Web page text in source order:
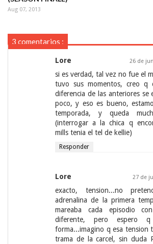
Aug 07, 2013
3 comentarios :
Lore 26 de
si es verdad, tal vez no fue el
tuvo sus momentos, creo q
diferencia de las anteriores se
poco, y eso es bueno,
temporada, y queda
(interrogar a la chica q
mills tenia el tel de kellie)
Responder
Lore 27 de
exacto, tension...no
adrenalina de la primera
mareaba cada episodio
diferente, pero espero
forma...imagino q esa tension
trama de la carcel, sin duda